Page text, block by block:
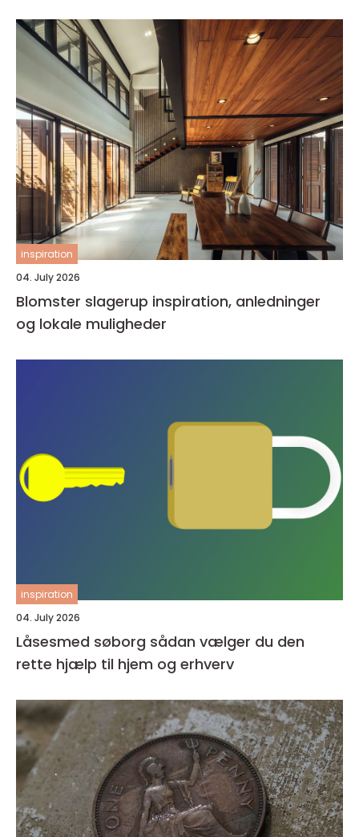
inspiration
04. July 2026
Blomster slagerup inspiration, anledninger
og lokale muligheder
inspiration
04. July 2026
Låsesmed søborg sådan vælger du den
rette hjælp til hjem og erhverv